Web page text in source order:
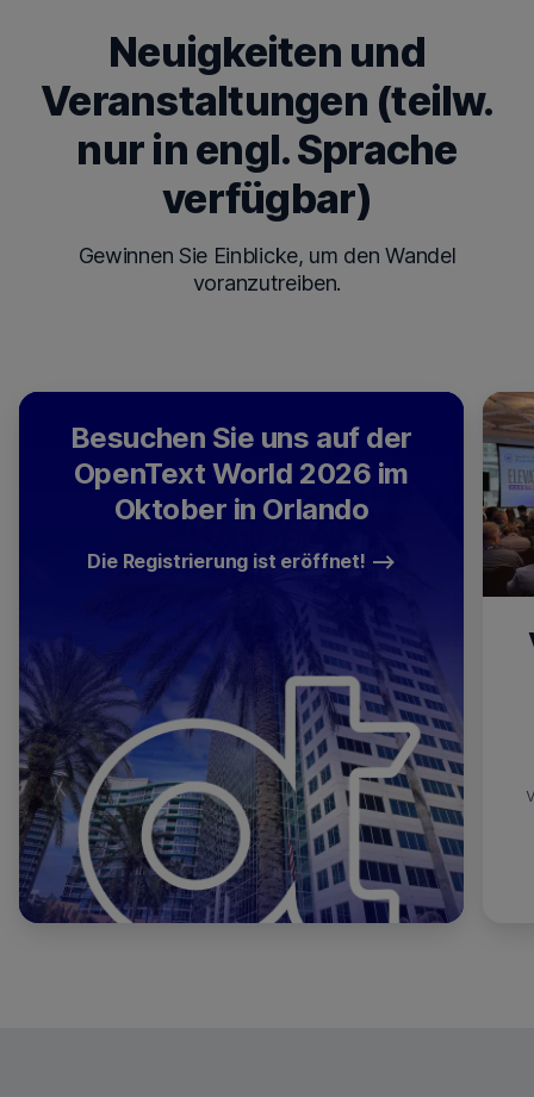
Neuigkeiten und
Veranstaltungen (teilw.
nur in engl. Sprache
verfügbar)
Gewinnen Sie Einblicke, um den Wandel
voranzutreiben.
Besuchen Sie uns auf der
OpenText World 2026 im
Oktober in Orlando
Die Registrierung ist eröffnet!